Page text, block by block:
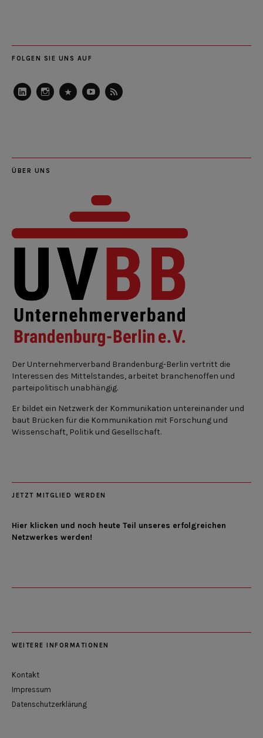
FOLGEN SIE UNS AUF
ÜBER UNS
Der Unternehmerverband Brandenburg-Berlin vertritt die
Interessen des Mittelstandes, arbeitet branchenoffen und
parteipolitisch unabhängig.
Er bildet ein Netzwerk der Kommunikation untereinander und
baut Brücken für die Kommunikation mit Forschung und
Wissenschaft, Politik und Gesellschaft.
JETZT MITGLIED WERDEN
Hier klicken und noch heute Teil unseres erfolgreichen
Netzwerkes werden!
WEITERE INFORMATIONEN
Kontakt
Impressum
Datenschutzerklärung